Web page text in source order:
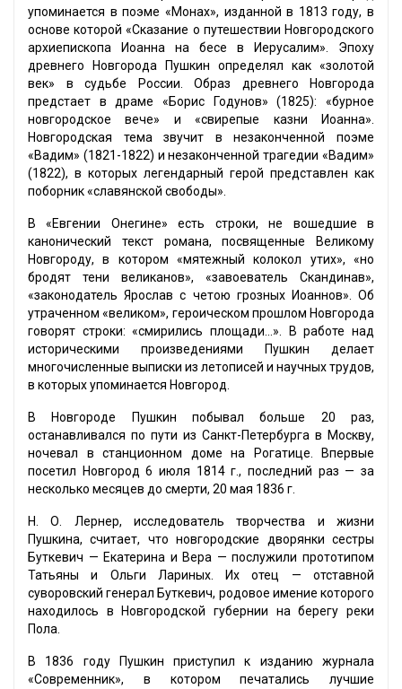
упоминается в поэме «Монах», изданной в 1813 году, в
основе которой «Сказание о путешествии Новгородского
архиепископа Иоанна на бесе в Иерусалим». Эпоху
древнего Новгорода Пушкин определял как «золотой
век» в судьбе России. Образ древнего Новгорода
предстает в драме «Борис Годунов» (1825): «бурное
новгородское вече» и «свирепые казни Иоанна».
Новгородская тема звучит в незаконченной поэме
«Вадим» (1821-1822) и незаконченной трагедии «Вадим»
(1822), в которых легендарный герой представлен как
поборник «славянской свободы».
В «Евгении Онегине» есть строки, не вошедшие в
канонический текст романа, посвященные Великому
Новгороду, в котором «мятежный колокол утих», «но
бродят тени великанов», «завоеватель Скандинав»,
«законодатель Ярослав с четою грозных Иоаннов». Об
утраченном «великом», героическом прошлом Новгорода
говорят строки: «смирились площади...». В работе над
историческими произведениями Пушкин делает
многочисленные выписки из летописей и научных трудов,
в которых упоминается Новгород.
В Новгороде Пушкин побывал больше 20 раз,
останавливался по пути из Санкт-Петербурга в Москву,
ночевал в станционном доме на Рогатице. Впервые
посетил Новгород 6 июля 1814 г., последний раз — за
несколько месяцев до смерти, 20 мая 1836 г.
Н. О. Лернер, исследователь творчества и жизни
Пушкина, считает, что новгородские дворянки сестры
Буткевич — Екатерина и Вера — послужили прототипом
Татьяны и Ольги Лариных. Их отец — отставной
суворовский генерал Буткевич, родовое имение которого
находилось в Новгородской губернии на берегу реки
Пола.
В 1836 году Пушкин приступил к изданию журнала
«Современник», в котором печатались лучшие